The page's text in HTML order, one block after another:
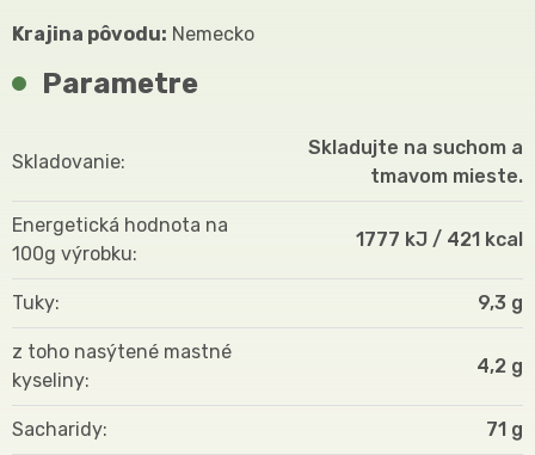
Krajina pôvodu: Nemecko
Parametre
Skladovanie
Skladujte na suchom a
tmavom mieste.
Energetická hodnota na
100g výrobku
1777 kJ / 421 kcal
Tuky 9,3 g
z toho nasýtené mastné
kyseliny
4,2 g
Sacharidy 71 g